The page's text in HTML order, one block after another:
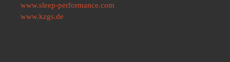
www.sleep-performance.com
www.kzgs.de